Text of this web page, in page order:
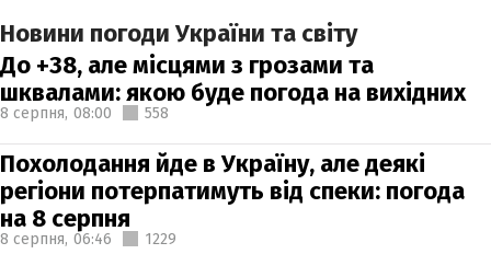
Новини погоди України та світу
До +38, але місцями з грозами та
шквалами: якою буде погода на вихідних
8 серпня, 08:00 558
Похолодання йде в Україну, але деякі
регіони потерпатимуть від спеки: погода
на 8 серпня
8 серпня, 06:46 1229